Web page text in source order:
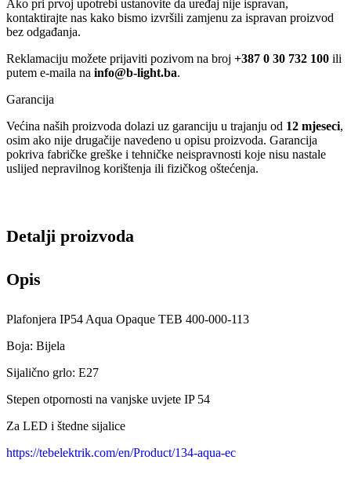
Ako pri prvoj upotrebi ustanovite da uređaj nije ispravan,
kontaktirajte nas kako bismo izvršili zamjenu za ispravan proizvod
bez odgađanja.
Reklamaciju možete prijaviti pozivom na broj +387 0 30 732 100 ili
putem e-maila na info@b-light.ba.
Garancija
Većina naših proizvoda dolazi uz garanciju u trajanju od 12 mjeseci,
osim ako nije drugačije navedeno u opisu proizvoda. Garancija
pokriva fabričke greške i tehničke neispravnosti koje nisu nastale
uslijed nepravilnog korištenja ili fizičkog oštećenja.
Detalji proizvoda
Opis
Plafonjera IP54 Aqua Opaque TEB 400-000-113
Boja: Bijela
Sijalično grlo: E27
Stepen otpornosti na vanjske uvjete IP 54
Za LED i štedne sijalice
https://tebelektrik.com/en/Product/134-aqua-ec